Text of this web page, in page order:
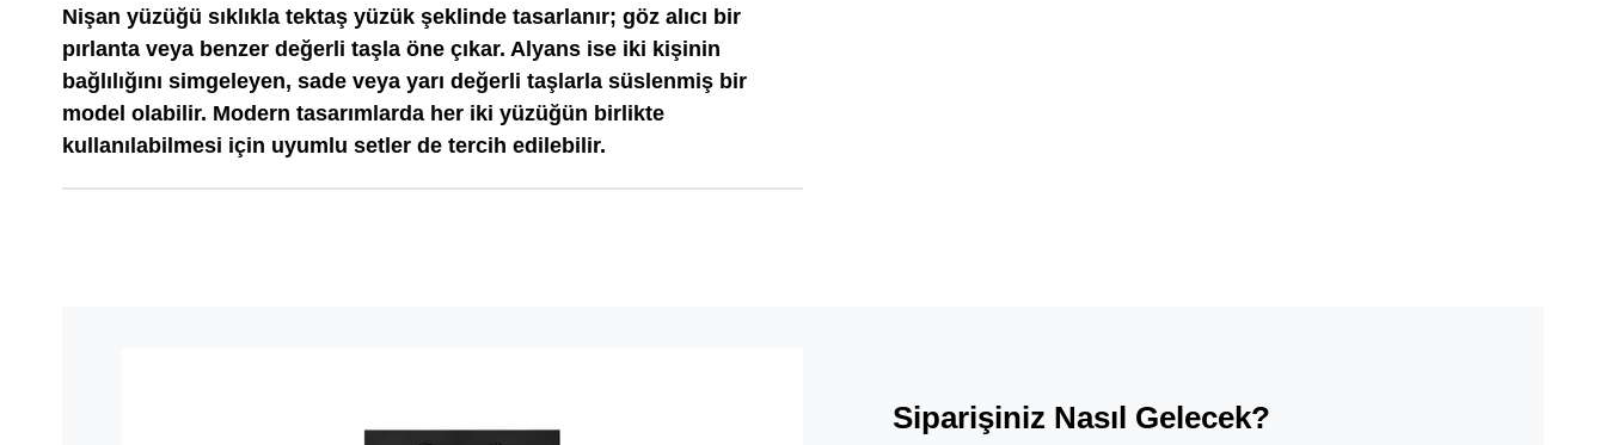
Nişan yüzüğü sıklıkla tektaş yüzük şeklinde tasarlanır; göz alıcı bir
pırlanta veya benzer değerli taşla öne çıkar. Alyans ise iki kişinin
bağlılığını simgeleyen, sade veya yarı değerli taşlarla süslenmiş bir
model olabilir. Modern tasarımlarda her iki yüzüğün birlikte
kullanılabilmesi için uyumlu setler de tercih edilebilir.
Siparişiniz Nasıl Gelecek?